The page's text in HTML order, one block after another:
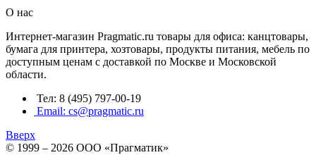
О нас
Интернет-магазин Pragmatic.ru товары для офиса: канцтовары,
бумага для принтера, хозтовары, продукты питания, мебель по
доступным ценам с доставкой по Москве и Московской
области.
Тел: 8 (495) 797-00-19
Email: cs@pragmatic.ru
Вверх
© 1999 – 2026 ООО «Прагматик»